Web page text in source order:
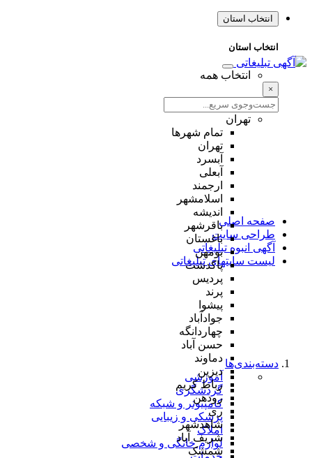
انتخاب استان
انتخاب استان
انتخاب همه
×
تهران
تمام شهر‌ها
تهران
آبسرد
آبعلی
ارجمند
اسلامشهر
اندیشه
باقرشهر
باغستان
بومهن
پاکدشت
پردیس
پرند
پیشوا
جوادآباد
چهاردانگه
حسن آباد
دماوند
دیزین
رباط کریم
رودهن
ری
شاهدشهر
شریف آباد
شمشک
صفحه اصلی
طراحی سایت
آگهی انبوه تبلیغاتی
لیست سایتهای تبلیغاتی
دسته‌بندی‌ها
آموزشی
گردشگری
کامپیوتر و شبکه
پزشکی و زیبایی
املاک
لوازم خانگی و شخصی